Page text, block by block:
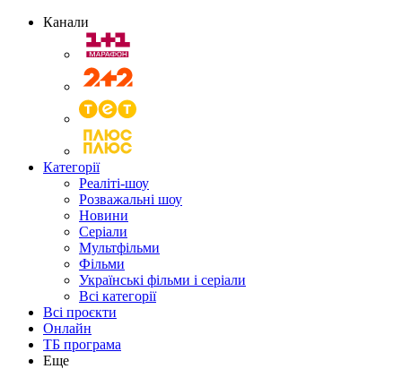
Канали
Категорії
Реаліті-шоу
Розважальні шоу
Новини
Серіали
Мультфільми
Фільми
Українські фільми і серіали
Всі категорії
Всі проєкти
Онлайн
ТБ програма
Еще